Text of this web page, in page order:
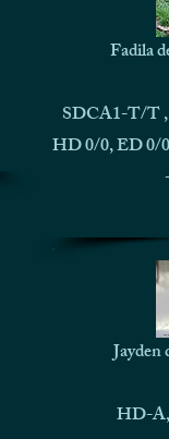
Fadila
SDCA1-T/T
HD 0/0, ED 0/
HD-